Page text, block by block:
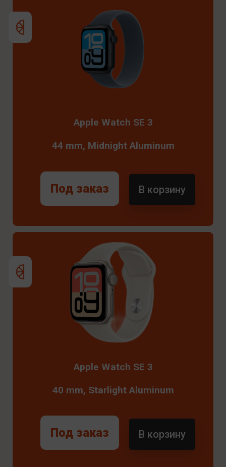
Apple Watch SE 3
44 mm, Midnight Aluminum
Под заказ В корзину
Apple Watch SE 3
40 mm, Starlight Aluminum
Под заказ В корзину